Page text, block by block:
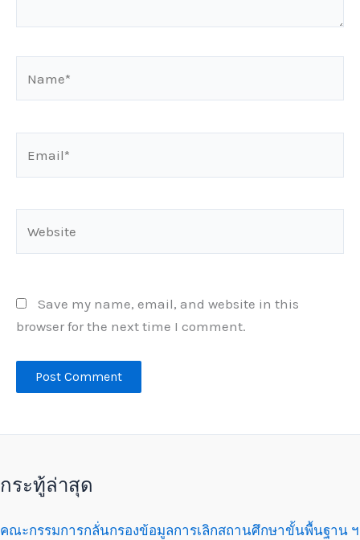
Save my name, email, and website in this
browser for the next time I comment.
กระทู้ล่าสุด
คณะกรรมการกลั่นกรองข้อมูลการเลิกสถานศึกษาขั้นพื้นฐาน ฯ